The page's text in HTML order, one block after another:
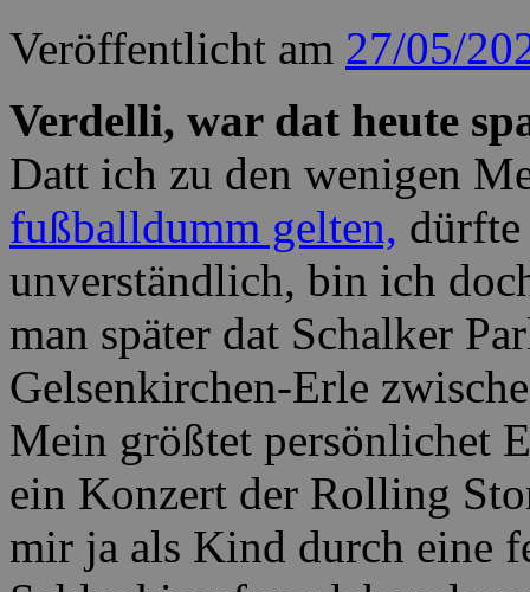
Veröffentlicht am 27/05/
Verdelli, war dat heute
Datt ich zu den wenigen
fußballdumm gelten,
unverständlich, bin ich
man später dat Schalker
Gelsenkirchen-Erle
Mein größtet persönlichet
ein Konzert der Rolling
mir ja als Kind durch eine